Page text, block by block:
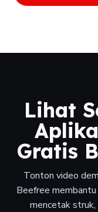
Lihat
Gratis
Tonton video
Beefree
mencetak